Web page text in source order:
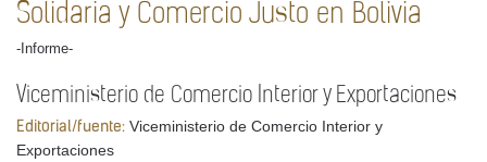
Solidaria y Comercio Justo en Bolivia
-Informe-
Viceministerio de Comercio Interior y Exportaciones
Editorial/fuente: Viceministerio de Comercio Interior y
Exportaciones